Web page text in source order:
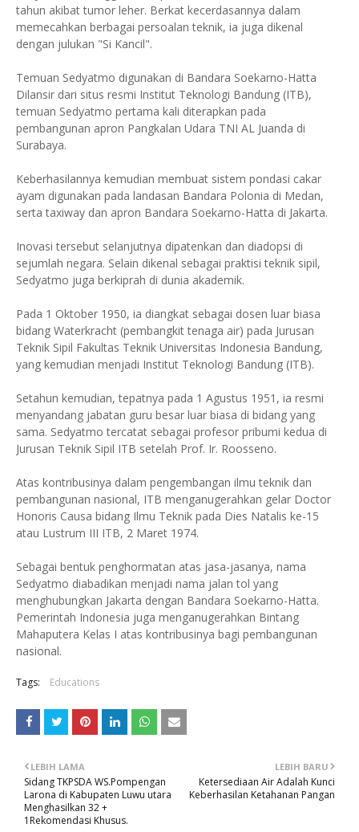
tahun akibat tumor leher. Berkat kecerdasannya dalam
memecahkan berbagai persoalan teknik, ia juga dikenal
dengan julukan "Si Kancil".
Temuan Sedyatmo digunakan di Bandara Soekarno-Hatta
Dilansir dari situs resmi Institut Teknologi Bandung (ITB),
temuan Sedyatmo pertama kali diterapkan pada
pembangunan apron Pangkalan Udara TNI AL Juanda di
Surabaya.
Keberhasilannya kemudian membuat sistem pondasi cakar
ayam digunakan pada landasan Bandara Polonia di Medan,
serta taxiway dan apron Bandara Soekarno-Hatta di Jakarta.
Inovasi tersebut selanjutnya dipatenkan dan diadopsi di
sejumlah negara. Selain dikenal sebagai praktisi teknik sipil,
Sedyatmo juga berkiprah di dunia akademik.
Pada 1 Oktober 1950, ia diangkat sebagai dosen luar biasa
bidang Waterkracht (pembangkit tenaga air) pada Jurusan
Teknik Sipil Fakultas Teknik Universitas Indonesia Bandung,
yang kemudian menjadi Institut Teknologi Bandung (ITB).
Setahun kemudian, tepatnya pada 1 Agustus 1951, ia resmi
menyandang jabatan guru besar luar biasa di bidang yang
sama. Sedyatmo tercatat sebagai profesor pribumi kedua di
Jurusan Teknik Sipil ITB setelah Prof. Ir. Roosseno.
Atas kontribusinya dalam pengembangan ilmu teknik dan
pembangunan nasional, ITB menganugerahkan gelar Doctor
Honoris Causa bidang Ilmu Teknik pada Dies Natalis ke-15
atau Lustrum III ITB, 2 Maret 1974.
Sebagai bentuk penghormatan atas jasa-jasanya, nama
Sedyatmo diabadikan menjadi nama jalan tol yang
menghubungkan Jakarta dengan Bandara Soekarno-Hatta.
Pemerintah Indonesia juga menganugerahkan Bintang
Mahaputera Kelas I atas kontribusinya bagi pembangunan
nasional.
Tags: Educations
LEBIH BARU
Ketersediaan Air Adalah Kunci
Keberhasilan Ketahanan Pangan
LEBIH LAMA
Sidang TKPSDA WS.Pompengan
Larona di Kabupaten Luwu utara
Menghasilkan 32 +
1Rekomendasi Khusus.